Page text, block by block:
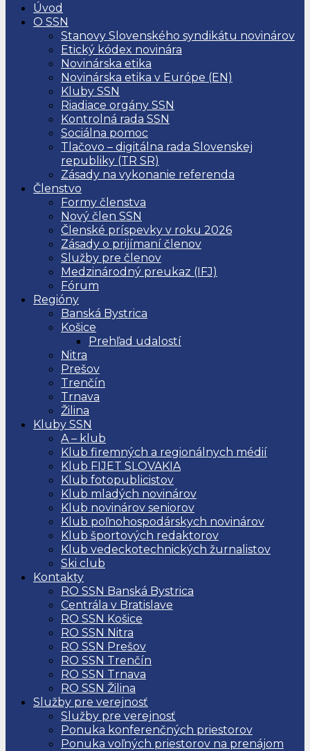
Úvod
O SSN
Stanovy Slovenského syndikátu novinárov
Etický kódex novinára
Novinárska etika
Novinárska etika v Európe (EN)
Kluby SSN
Riadiace orgány SSN
Kontrolná rada SSN
Sociálna pomoc
Tlačovo – digitálna rada Slovenskej
republiky (TR SR)
Zásady na vykonanie referenda
Členstvo
Formy členstva
Nový člen SSN
Členské príspevky v roku 2026
Zásady o prijímaní členov
Služby pre členov
Medzinárodný preukaz (IFJ)
Fórum
Regióny
Banská Bystrica
Košice
Prehľad udalostí
Nitra
Prešov
Trenčín
Trnava
Žilina
Kluby SSN
A – klub
Klub firemných a regionálnych médií
Klub FIJET SLOVAKIA
Klub fotopublicistov
Klub mladých novinárov
Klub novinárov seniorov
Klub poľnohospodárskych novinárov
Klub športových redaktorov
Klub vedeckotechnických žurnalistov
Ski club
Kontakty
RO SSN Banská Bystrica
Centrála v Bratislave
RO SSN Košice
RO SSN Nitra
RO SSN Prešov
RO SSN Trenčín
RO SSN Trnava
RO SSN Žilina
Služby pre verejnosť
Služby pre verejnosť
Ponuka konferenčných priestorov
Ponuka voľných priestorov na prenájom